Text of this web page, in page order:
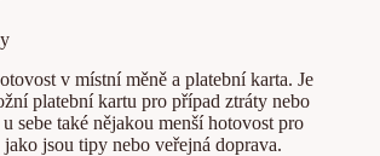
v místní měně a platební karta. Je
platební kartu pro případ ztráty nebo
sebe také nějakou menší hotovost pro
jsou tipy nebo veřejná doprava.